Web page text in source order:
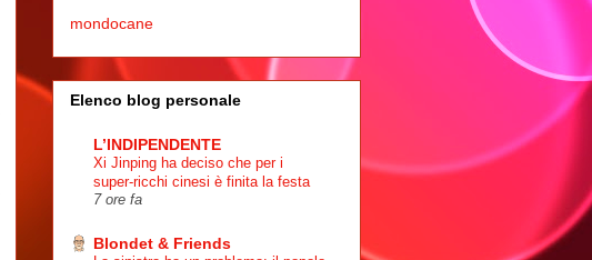
mondocane
Elenco blog personale
L’INDIPENDENTE
Xi Jinping ha deciso che per i
super-ricchi cinesi è finita la festa
7 ore fa
Blondet & Friends